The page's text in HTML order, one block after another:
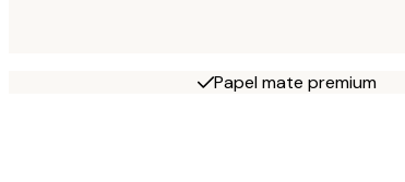
Papel mate premium